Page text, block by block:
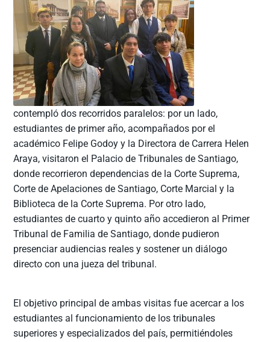
contempló dos recorridos paralelos: por un lado,
estudiantes de primer año, acompañados por el
académico Felipe Godoy y la Directora de Carrera Helen
Araya, visitaron el Palacio de Tribunales de Santiago,
donde recorrieron dependencias de la Corte Suprema,
Corte de Apelaciones de Santiago, Corte Marcial y la
Biblioteca de la Corte Suprema. Por otro lado,
estudiantes de cuarto y quinto año accedieron al Primer
Tribunal de Familia de Santiago, donde pudieron
presenciar audiencias reales y sostener un diálogo
directo con una jueza del tribunal.
El objetivo principal de ambas visitas fue acercar a los
estudiantes al funcionamiento de los tribunales
superiores y especializados del país, permitiéndoles